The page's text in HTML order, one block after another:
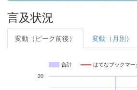
言及状況
変動（ピーク前後） 変動（月別）
合計 はてなブックマー
20